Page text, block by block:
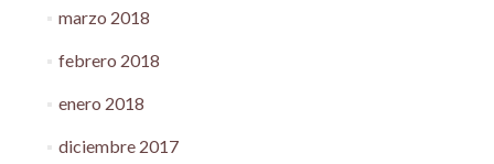
marzo 2018
febrero 2018
enero 2018
diciembre 2017